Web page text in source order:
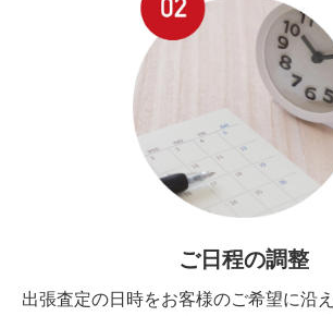
ご日程の調整
出張査定の日時をお客様のご希望に沿